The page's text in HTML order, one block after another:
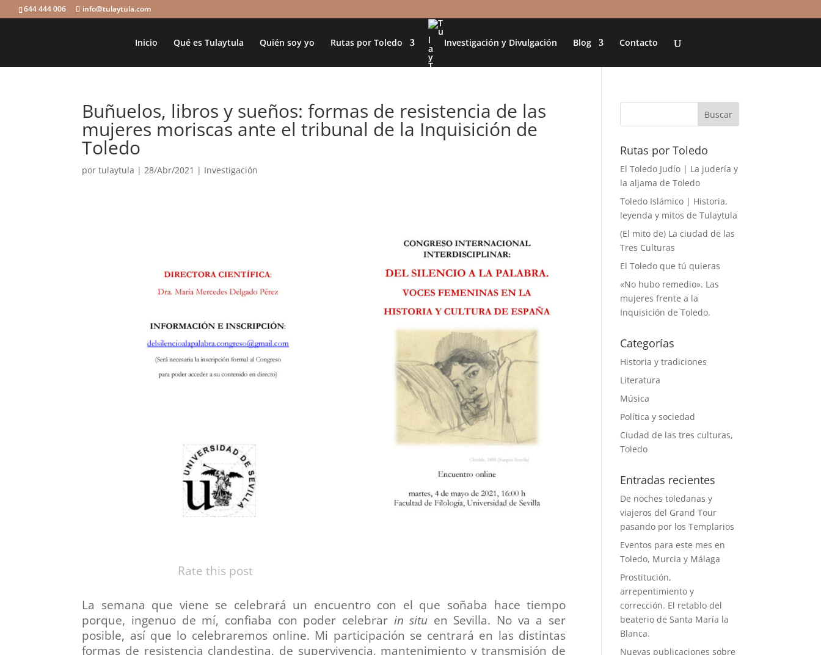
644 444 006 info@tulaytula.com
Inicio Qué es Tulaytula Quién soy yo Rutas por Toledo Investigación y Divulgación Blog Contacto
Buñuelos, libros y sueños: formas de resistencia de las
mujeres moriscas ante el tribunal de la Inquisición de
Toledo
portulaytula |28/Abr/2021 | Investigación
Rate this post
La semana que viene se celebrará un encuentro con el que soñaba hace tiempo
porque, ingenuo de mí, confiaba con poder celebrar in situ en Sevilla. No va a ser
posible, así que lo celebraremos online. Mi participación se centrará en las distintas
formas de resistencia clandestina, de supervivencia, mantenimiento y transmisión de
Rutas por Toledo
El Toledo Judío | La judería y
la aljama de Toledo
Toledo Islámico | Historia,
leyenda y mitos de Tulaytula
(El mito de) La ciudad de las
Tres Culturas
El Toledo que tú quieras
«No hubo remedio». Las
mujeres frente a la
Inquisición de Toledo.
Categorías
Historia y tradiciones
Literatura
Música
Política y sociedad
Ciudad de las tres culturas,
Toledo
Entradas recientes
De noches toledanas y
viajeros del Grand Tour
pasando por los Templarios
Eventos para este mes en
Toledo, Murcia y Málaga
Prostitución,
arrepentimiento y
corrección. El retablo del
beaterio de Santa María la
Blanca.
Nuevas publicaciones sobre